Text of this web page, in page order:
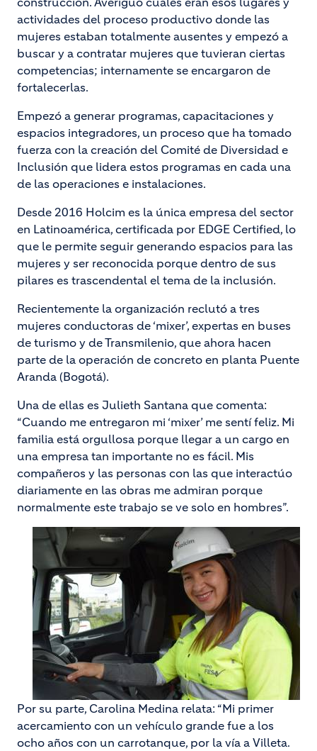
actividades del proceso productivo donde las
mujeres estaban totalmente ausentes y empezó a
buscar y a contratar mujeres que tuvieran ciertas
competencias; internamente se encargaron de
fortalecerlas.
Empezó a generar programas, capacitaciones y
espacios integradores, un proceso que ha tomado
fuerza con la creación del Comité de Diversidad e
Inclusión que lidera estos programas en cada una
de las operaciones e instalaciones.
Desde 2016 Holcim es la única empresa del sector
en Latinoamérica, certificada por EDGE Certified, lo
que le permite seguir generando espacios para las
mujeres y ser reconocida porque dentro de sus
pilares es trascendental el tema de la inclusión.
Recientemente la organización reclutó a tres
mujeres conductoras de ‘mixer’, expertas en buses
de turismo y de Transmilenio, que ahora hacen
parte de la operación de concreto en planta Puente
Aranda (Bogotá).
Una de ellas es Julieth Santana que comenta:
“Cuando me entregaron mi ‘mixer’ me sentí feliz. Mi
familia está orgullosa porque llegar a un cargo en
una empresa tan importante no es fácil. Mis
compañeros y las personas con las que interactúo
diariamente en las obras me admiran porque
normalmente este trabajo se ve solo en hombres”.
Por su parte, Carolina Medina relata: “Mi primer
acercamiento con un vehículo grande fue a los
ocho años con un carrotanque, por la vía a Villeta.